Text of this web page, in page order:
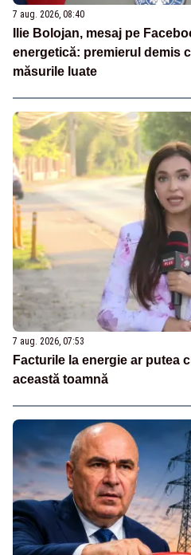
7 aug. 2026, 08:40
Ilie Bolojan, mesaj pe
energetică: premierul demis
măsurile luate
7 aug. 2026, 07:53
Facturile la energie ar putea
această toamnă